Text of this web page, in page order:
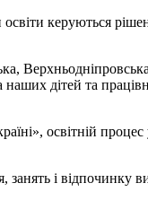
керуються
дітей та
освітній
і відпочинку